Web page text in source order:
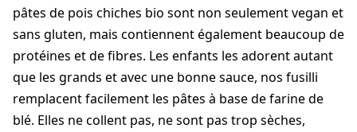
pâtes de pois chiches bio sont non seulement vegan et
sans gluten, mais contiennent également beaucoup de
protéines et de fibres. Les enfants les adorent autant
que les grands et avec une bonne sauce, nos fusilli
remplacent facilement les pâtes à base de farine de
blé. Elles ne collent pas, ne sont pas trop sèches,